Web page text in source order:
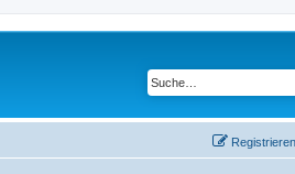
Registrieren